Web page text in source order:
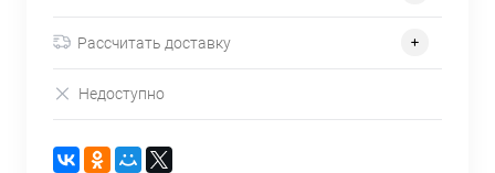
Рассчитать доставку
Недоступно